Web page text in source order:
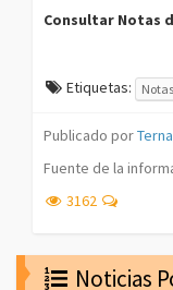
Consultar Notas
Etiquetas: Notas
Publicado por
Fuente de la
3162
Noticias